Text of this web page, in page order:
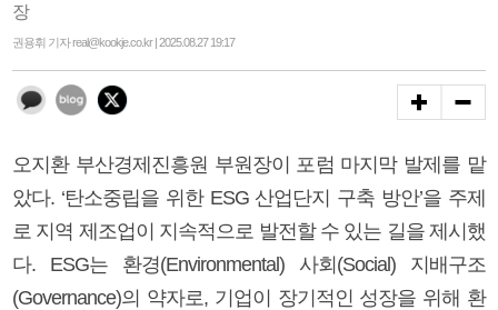
장
권용휘 기자 real@kookje.co.kr | 2025.08.27 19:17
오지환 부산경제진흥원 부원장이 포럼 마지막 발제를 맡
았다. ‘탄소중립을 위한 ESG 산업단지 구축 방안’을 주제
로 지역 제조업이 지속적으로 발전할 수 있는 길을 제시했
다. ESG는 환경(Environmental) 사회(Social) 지배구조
(Governance)의 약자로, 기업이 장기적인 성장을 위해 환